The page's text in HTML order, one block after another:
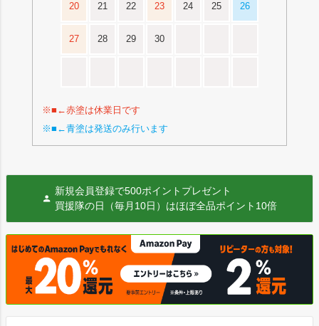
20 21 22 23 24 25 26
27 28 29 30
※■←赤塗は休業日です
※■←青塗は発送のみ行います
新規会員登録で500ポイントプレゼント
買援隊の日（毎月10日）はほぼ全品ポイント10倍